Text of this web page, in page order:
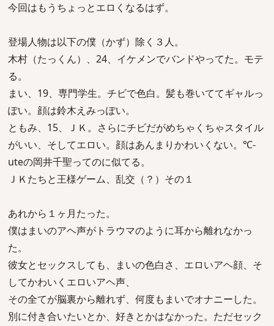
今回はもうちょっとエロくなるはず。
登場人物は以下の僕（かず）除く３人。
木村（たっくん）、24、イケメンでバンドやってた。モテ
る。
まい、19、専門学生。チビで色白。髪も巻いててギャルっ
ぽい。顔は鈴木えみっぽい。
ともみ、15、ＪＫ。さらにチビだがめちゃくちゃスタイル
がいい、そしてエロい。顔はあんまりかわいくない。℃-
uteの岡井千聖ってのに似てる。
ＪＫたちと王様ゲーム、乱交（？）その１
あれから１ヶ月たった。
僕はまいのアヘ声がトラウマのように耳から離れなかっ
た。
彼女とセックスしても、まいの色白さ、エロいアヘ顔、そ
してかわいくエロいアヘ声、
その全てが脳裏から離れず、何度もまいでオナニーした。
別に付き合いたいとか、好きとかはなかった。ただセック